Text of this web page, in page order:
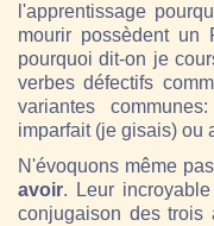
l'apprentissage
mourir possèdent un
pourquoi dit-on je
verbes défectifs
variantes
imparfait (je gisais) ou
N'évoquons même
avoir. Leur
conjugaison des trois